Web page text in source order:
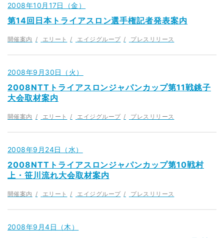
2008年10月17日（金）
第14回日本トライアスロン選手権記者発表案内
開催案内 エリート エイジグループ プレスリリース
2008年9月30日（火）
2008NTTトライアスロンジャパンカップ第11戦銚子
大会取材案内
開催案内 エリート エイジグループ プレスリリース
2008年9月24日（水）
2008NTTトライアスロンジャパンカップ第10戦村
上・笹川流れ大会取材案内
開催案内 エリート エイジグループ プレスリリース
2008年9月4日（木）